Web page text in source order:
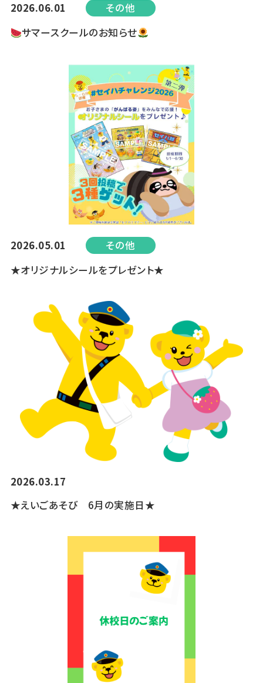
2026.06.01
その他
サマースクールのお知らせ
2026.05.01
その他
★オリジナルシールをプレゼント★
2026.03.17
★えいごあそび 6月の実施日★